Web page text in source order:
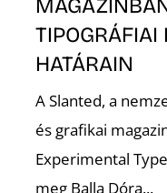
TIPOGRÁFIAI
HATÁRAIN
A Slanted, a
és grafikai
Experimental
meg Balla Dóra...